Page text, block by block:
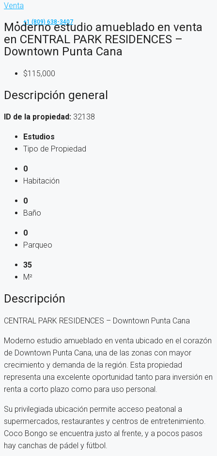
+1 (809) 638-3407
Venta
Moderno estudio amueblado en venta
en CENTRAL PARK RESIDENCES –
Downtown Punta Cana
$115,000
Descripción general
ID de la propiedad: 32138
Estudios
Tipo de Propiedad
0
Habitación
0
Baño
0
Parqueo
35
M²
Descripción
CENTRAL PARK RESIDENCES – Downtown Punta Cana
Moderno estudio amueblado en venta ubicado en el corazón
de Downtown Punta Cana, una de las zonas con mayor
crecimiento y demanda de la región. Esta propiedad
representa una excelente oportunidad tanto para inversión en
renta a corto plazo como para uso personal.
Su privilegiada ubicación permite acceso peatonal a
supermercados, restaurantes y centros de entretenimiento.
Coco Bongo se encuentra justo al frente, y a pocos pasos
hay canchas de pádel y fútbol.